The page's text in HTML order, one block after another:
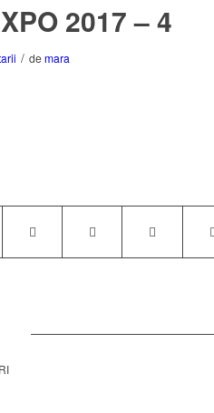
2017 – 4
/ demara